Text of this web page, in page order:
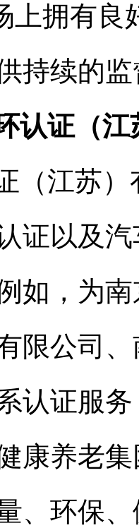
上拥有
持续的
认证（
（江苏
证以及
如，为
限公司
认证服
康养老
、环保